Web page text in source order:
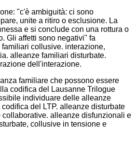
"c'è ambiguità: ci sono
unite a ritiro o esclusione. La
e si conclude con una rottura o
Gli affetti sono negativi" fa
collusive. interazione,
alleanze familiari disturbate.
dell'interazione.
familiare che possono essere
codifica del Lausanne Trilogue
individuare delle alleanze
del LTP. alleanze disturbate
alleanze disfunzionali e
collusive in tensione e